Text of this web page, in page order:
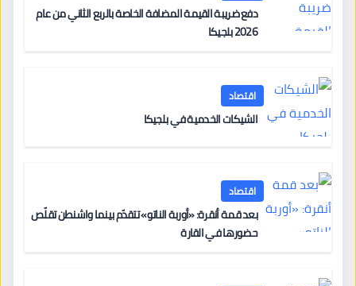
دفع ضريبة القيمة المضافة الخاصة بالربع الثاني من عام
2026 بلجيكا
اقتصاد
الشيكات الخدمية في بلجيكا
اقتصاد
بعد قمة أنقرة: «أوربة الناتو» تتقدّم بينما واشنطن تقلّص
حضورها في القارة